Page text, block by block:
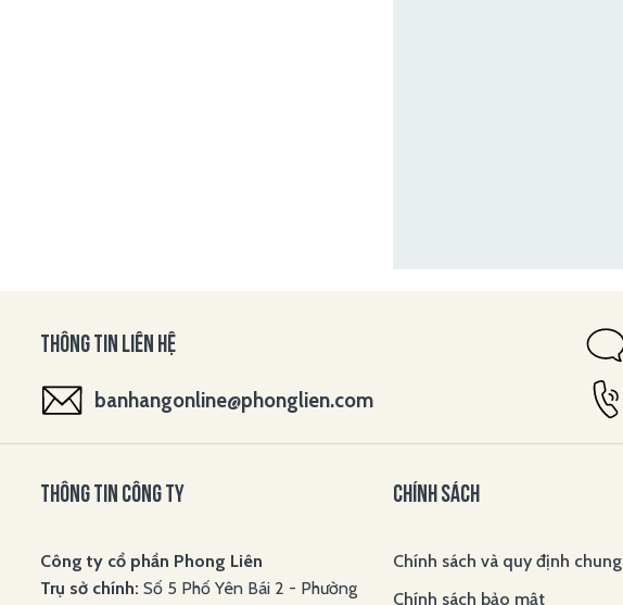
THÔNG TIN LIÊN HỆ
banhangonline@phonglien.com
THÔNG TIN CÔNG TY
Công ty cổ phần Phong Liên
Trụ sở chính: Số 5 Phố Yên Bái 2 - Phường
CHÍNH SÁCH
Chính sách và quy định chung
Chính sách bảo mật